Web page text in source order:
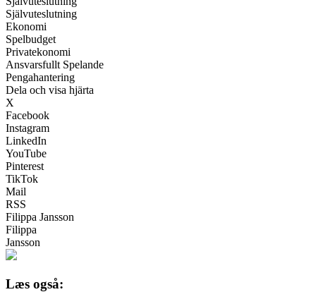
Självuteslutning
Ekonomi
Spelbudget
Privatekonomi
Ansvarsfullt Spelande
Pengahantering
Dela och visa hjärta
X
Facebook
Instagram
LinkedIn
YouTube
Pinterest
TikTok
Mail
RSS
Filippa Jansson
Filippa
Jansson
Læs også: